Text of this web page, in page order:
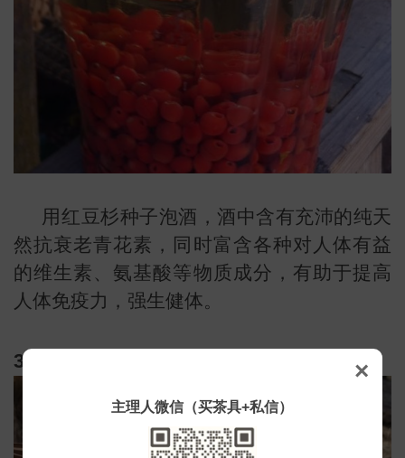
×
主理人微信（买茶具+私信）
用红豆杉种子泡酒，酒中含有充沛的纯天
然抗衰老青花素，同时富含各种对人体有益
的维生素、氨基酸等物质成分，有助于提高
人体免疫力，强生健体。
3、有益肌肤